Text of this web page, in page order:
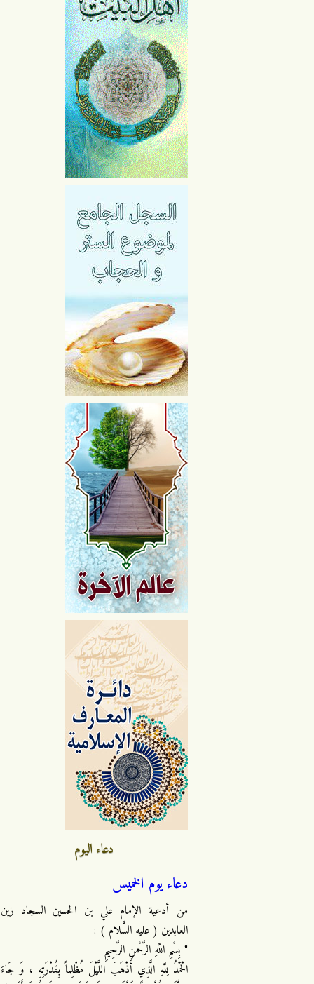
دعاء اليوم
دعاء يوم الخميس
من أدعية الإمام علي بن الحسين السجاد زين
العابدين ( عليه السَّلام ) :
" بِسْمِ اللَّهِ الرَّحْمنِ الرَّحِيمِ
الْحَمْدُ لِلَّهِ الَّذِي أَذْهَبَ اللَّيْلَ مُظْلِماً بِقُدْرَتِهِ ، وَ جَاءَ